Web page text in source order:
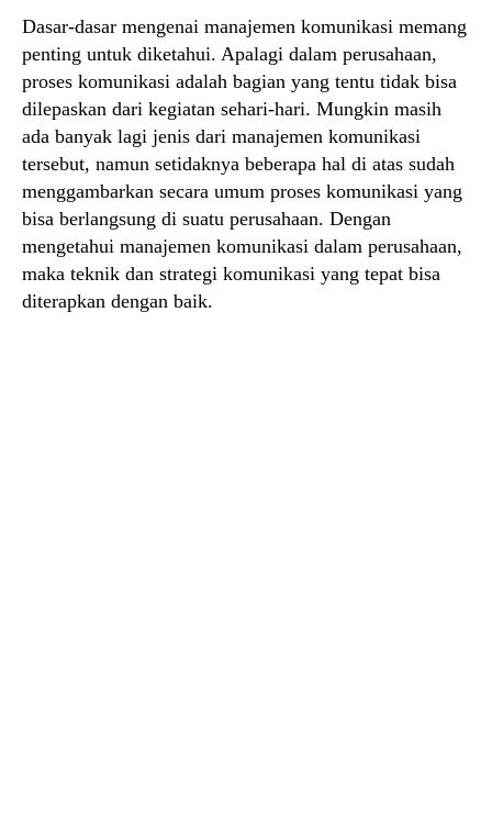
Dasar-dasar mengenai manajemen komunikasi memang
penting untuk diketahui. Apalagi dalam perusahaan,
proses komunikasi adalah bagian yang tentu tidak bisa
dilepaskan dari kegiatan sehari-hari. Mungkin masih
ada banyak lagi jenis dari manajemen komunikasi
tersebut, namun setidaknya beberapa hal di atas sudah
menggambarkan secara umum proses komunikasi yang
bisa berlangsung di suatu perusahaan. Dengan
mengetahui manajemen komunikasi dalam perusahaan,
maka teknik dan strategi komunikasi yang tepat bisa
diterapkan dengan baik.